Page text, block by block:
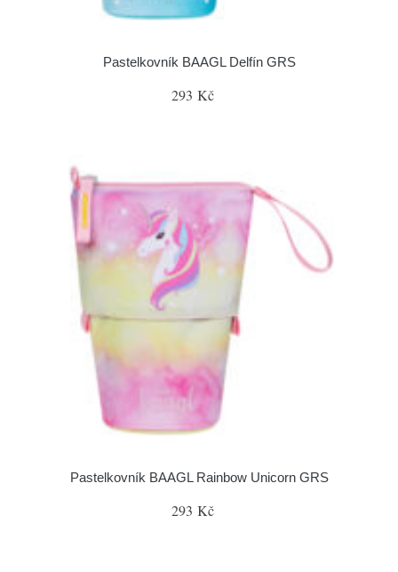
Pastelkovník BAAGL Delfín GRS
293 Kč
Pastelkovník BAAGL Rainbow Unicorn GRS
293 Kč